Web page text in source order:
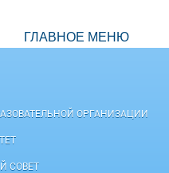
ГЛАВНОЕ МЕНЮ
ОРГАНИЗАЦИИ
СОВЕТ